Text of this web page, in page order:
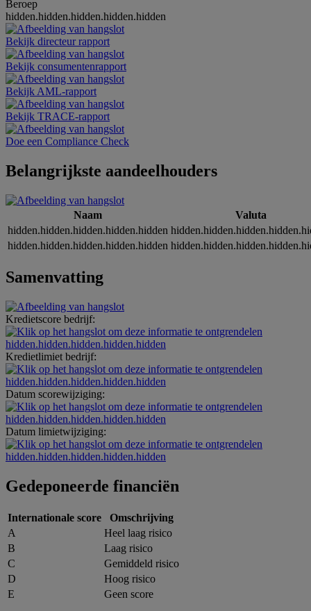
Beroep
hidden.hidden.hidden.hidden.hidden
Bekijk directeur rapport
Bekijk consumentenrapport
Bekijk AML-rapport
Bekijk TRACE-rapport
Doe een Compliance Check
Belangrijkste aandeelhouders
Naam
Valuta
hidden.hidden.hidden.hidden.hidden
hidden.hidden.hidden.hidden.hidden
Samenvatting
Kredietscore bedrijf:
hidden.hidden.hidden.hidden.hidden
Kredietlimiet bedrijf:
hidden.hidden.hidden.hidden.hidden
Datum scorewijziging:
hidden.hidden.hidden.hidden.hidden
Datum limietwijziging:
hidden.hidden.hidden.hidden.hidden
Gedeponeerde financiën
Internationale score
Omschrijving
A
Heel laag risico
B
Laag risico
C
Gemiddeld risico
D
Hoog risico
E
Geen score